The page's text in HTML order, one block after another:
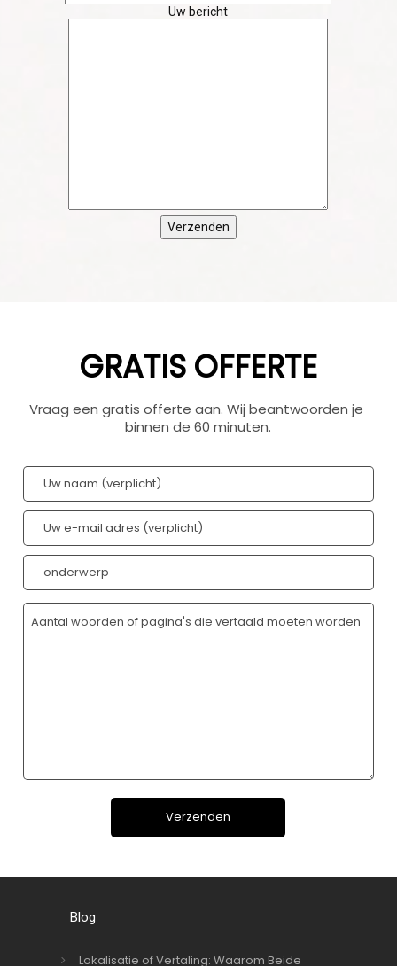
GRATIS OFFERTE
Vraag een gratis offerte aan. Wij beantwoorden je
binnen de 60 minuten.
Blog
Lokalisatie of Vertaling: Waarom Beide